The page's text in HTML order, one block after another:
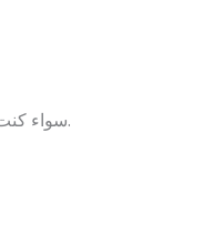
سواء كنت صاحب مشروع صغير أو مدير تسويق في شركة كبرى، إحنا هنساعدك تبني رسالة مسموعة توصل بقوة وتأثير.